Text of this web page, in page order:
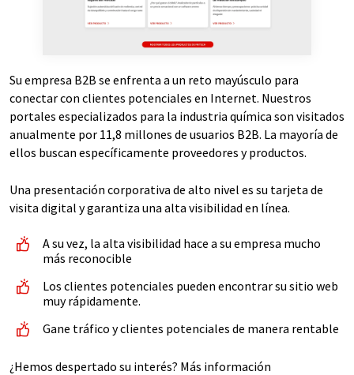
Su empresa B2B se enfrenta a un reto mayúsculo para
conectar con clientes potenciales en Internet. Nuestros
portales especializados para la industria química son visitados
anualmente por 11,8 millones de usuarios B2B. La mayoría de
ellos buscan específicamente proveedores y productos.
Una presentación corporativa de alto nivel es su tarjeta de
visita digital y garantiza una alta visibilidad en línea.
A su vez, la alta visibilidad hace a su empresa mucho
más reconocible
Los clientes potenciales pueden encontrar su sitio web
muy rápidamente.
Gane tráfico y clientes potenciales de manera rentable
¿Hemos despertado su interés? Más información